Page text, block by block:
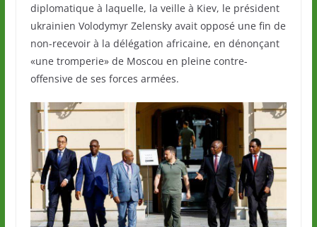
diplomatique à laquelle, la veille à Kiev, le président
ukrainien Volodymyr Zelensky avait opposé une fin de
non-recevoir à la délégation africaine, en dénonçant
«une tromperie» de Moscou en pleine contre-
offensive de ses forces armées.